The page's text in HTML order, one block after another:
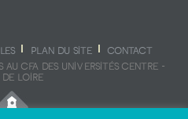
PLAN DU SITE
CONTACT
AU CFA DES UNIVERSITÉS CENTRE -
LOIRE